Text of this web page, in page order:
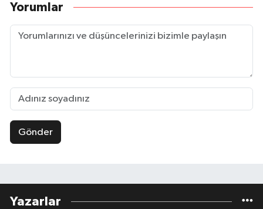
Yorumlar
Gönder
Yazarlar